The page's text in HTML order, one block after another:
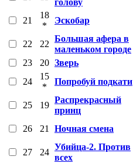
21
18
*
Эскобар
22 22
Большая афера в
маленьком городе
23
20 Зверь
24
15
*
Попробуй подкати
25 19
Распрекрасный
принц
26 21 Ночная смена
27
24
Убийца-2. Против
всех